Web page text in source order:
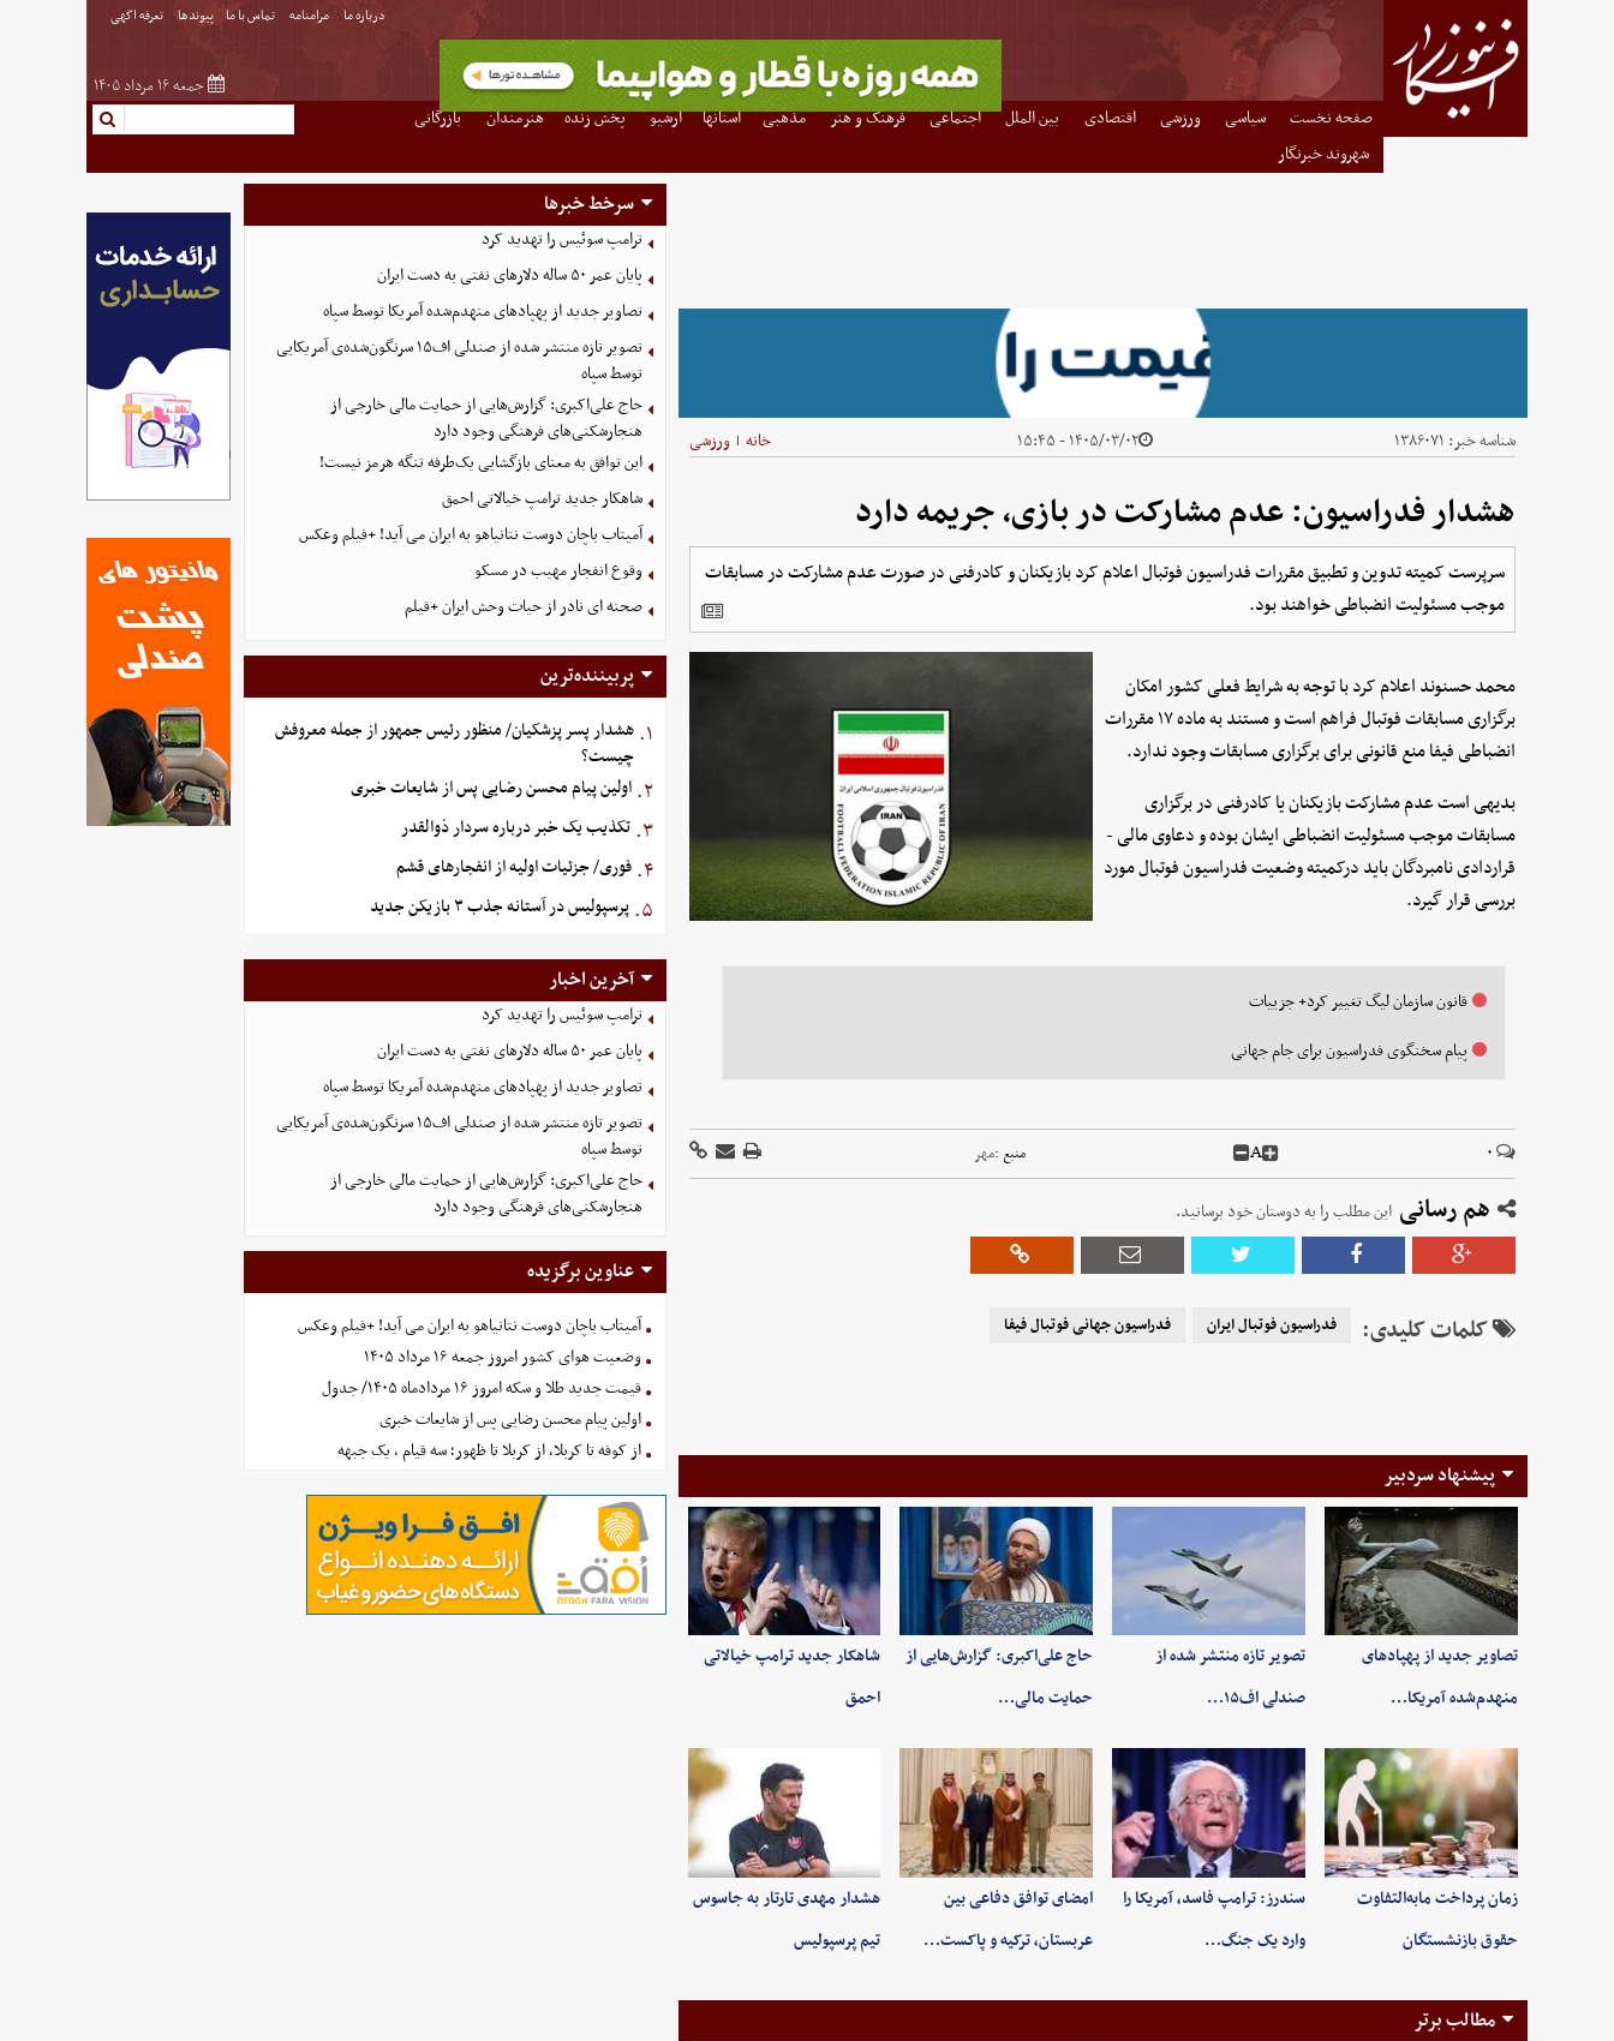
درباره ما مرامنامه تماس با ما پیوندها تعرفه اگهی
جمعه ۱۶ مرداد ۱۴۰۵
صفحه نخست سیاسی ورزشی اقتصادی بین الملل اجتماعی فرهنگ و هنر مذهبی استانها آرشیو پخش زنده هنرمندان
بازرگانی
شهروند خبرنگار
شناسه خبر: ۱۳۸۶۰۷۱ ۱۴۰۵/۰۳/۰۲ - ۱۵:۴۵ خانه | ورزشی
هشدار فدراسیون: عدم مشارکت در بازی، جریمه دارد
سرپرست کمیته تدوین و تطبیق مقررات فدراسیون فوتبال اعلام کرد بازیکنان و کادرفنی در صورت عدم مشارکت در مسابقات
موجب مسئولیت انضباطی خواهند بود.
محمد حسنوند اعلام کرد با توجه به شرایط فعلی کشور امکان
برگزاری مسابقات فوتبال فراهم است و مستند به ماده ۱۷ مقررات
انضباطی فیفا منع قانونی برای برگزاری مسابقات وجود ندارد.
بدیهی است عدم مشارکت بازیکنان یا کادرفنی در برگزاری
مسابقات موجب مسئولیت انضباطی ایشان بوده و دعاوی مالی -
قراردادی نامبردگان باید درکمیته وضعیت فدراسیون فوتبال مورد
بررسی قرار گیرد.
قانون سازمان لیگ تغییر کرد+ جزییات
پیام سخنگوی فدراسیون برای جام جهانی
۰ A منبع :مهر
هم رسانی این مطلب را به دوستان خود برسانید.
کلمات کلیدی: فدراسیون فوتبال ایران فدراسیون جهانی فوتبال فیفا
پیشنهاد سردبیر
تصاویر جدید از پهپادهای
منهدم‌شده آمریکا…
تصویر تازه منتشر شده از
صندلی اف۱۵…
حاج علی‌اکبری: گزارش‌هایی از
حمایت مالی…
شاهکار جدید ترامپ خیالاتی
احمق
زمان پرداخت مابه‌التفاوت
حقوق بازنشستگان
سندرز: ترامپ فاسد، آمریکا را
وارد یک جنگ…
امضای توافق دفاعی بین
عربستان، ترکیه و پاکست…
هشدار مهدی تارتار به جاسوس
تیم پرسپولیس
مطالب برتر
سرخط خبرها
ترامپ سوئیس را تهدید کرد
پایان عمر ۵۰ ساله دلارهای نفتی به دست ایران
تصاویر جدید از پهپادهای منهدم‌شده آمریکا توسط سپاه
تصویر تازه منتشر شده از صندلی اف۱۵ سرنگون‌شده‌ی آمریکایی
توسط سپاه
حاج علی‌اکبری: گزارش‌هایی از حمایت مالی خارجی از
هنجارشکنی‌های فرهنگی وجود دارد
این توافق به معنای بازگشایی یک‌طرفه تنگه هرمز نیست!
شاهکار جدید ترامپ خیالاتی احمق
آمیتاب باچان دوست نتانیاهو به ایران می آید! +فیلم وعکس
وقوع انفجار مهیب در مسکو
صحنه ای نادر از حیات وحش ایران +فیلم
پربیننده‌ترین
۱. هشدار پسر پزشکیان/ منظور رئیس جمهور از جمله معروفش
چیست؟
۲. اولین پیام محسن رضایی پس از شایعات خبری
۳. تکذیب یک خبر درباره سردار ذوالقدر
۴. فوری/ جزئیات اولیه از انفجارهای قشم
۵. پرسپولیس در آستانه جذب ۳ بازیکن جدید
آخرین اخبار
ترامپ سوئیس را تهدید کرد
پایان عمر ۵۰ ساله دلارهای نفتی به دست ایران
تصاویر جدید از پهپادهای منهدم‌شده آمریکا توسط سپاه
تصویر تازه منتشر شده از صندلی اف۱۵ سرنگون‌شده‌ی آمریکایی
توسط سپاه
حاج علی‌اکبری: گزارش‌هایی از حمایت مالی خارجی از
هنجارشکنی‌های فرهنگی وجود دارد
عناوین برگزیده
آمیتاب باچان دوست نتانیاهو به ایران می آید! +فیلم وعکس
وضعیت هوای کشور امروز جمعه ۱۶ مرداد ۱۴۰۵
قیمت جدید طلا و سکه امروز ۱۶ مردادماه ۱۴۰۵/ جدول
اولین پیام محسن رضایی پس از شایعات خبری
از کوفه تا کربلا، از کربلا تا ظهور؛ سه قیام ، یک جبهه